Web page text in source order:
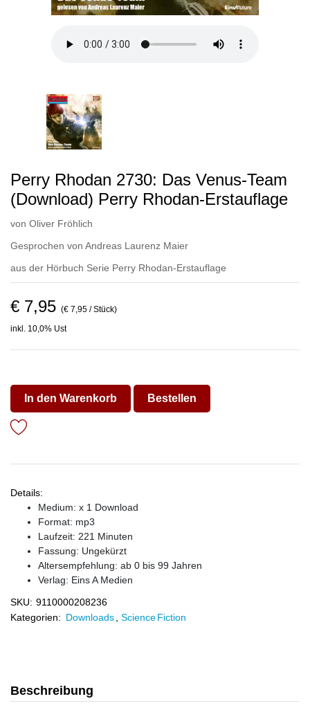
Perry Rhodan 2730: Das Venus-Team
(Download) Perry Rhodan-Erstauflage
von Oliver Fröhlich
Gesprochen von Andreas Laurenz Maier
aus der Hörbuch Serie Perry Rhodan-Erstauflage
€ 7,95 (€ 7,95 / Stück)
inkl. 10,0% Ust
In den Warenkorb Bestellen
Details:
Medium: x 1 Download
Format: mp3
Laufzeit: 221 Minuten
Fassung: Ungekürzt
Altersempfehlung: ab 0 bis 99 Jahren
Verlag: Eins A Medien
SKU: 9110000208236
Kategorien: Downloads Science Fiction
Beschreibung